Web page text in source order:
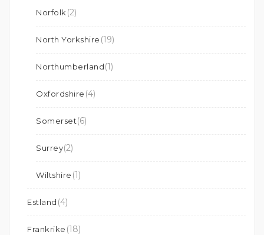
Norfolk (2)
North Yorkshire (19)
Northumberland(1)
Oxfordshire (4)
Somerset(6)
Surrey(2)
Wiltshire (1)
Estland (4)
Frankrike (18)